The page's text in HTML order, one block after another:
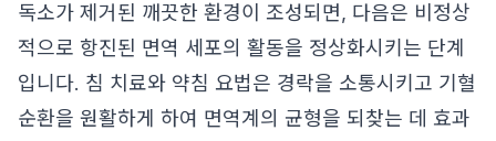
독소가 제거된 깨끗한 환경이 조성되면, 다음은 비정상
적으로 항진된 면역 세포의 활동을 정상화시키는 단계
입니다. 침 치료와 약침 요법은 경락을 소통시키고 기혈
순환을 원활하게 하여 면역계의 균형을 되찾는 데 효과